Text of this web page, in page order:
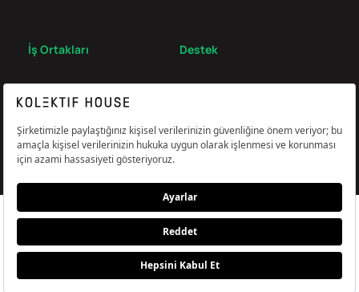
İş Ortakları Destek
Çerez Tercihlerini Yönetin